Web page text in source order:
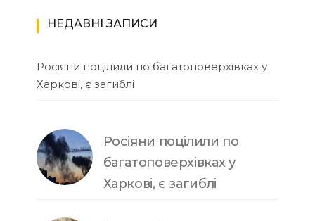
НЕДАВНІ ЗАПИСИ
Росіяни поцілили по багатоповерхівках у
Харкові, є загиблі
Росіяни поцілили по
багатоповерхівках у
Харкові, є загиблі